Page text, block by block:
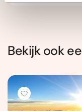
Bekijk ook